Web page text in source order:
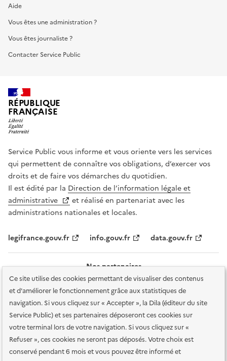
Ce site utilise des cookies permettant de visualiser des contenus
et d'améliorer le fonctionnement grâce aux statistiques de
navigation. Si vous cliquez sur « Accepter », la Dila (éditeur du site
Service Public) et ses partenaires déposeront ces cookies sur
votre terminal lors de votre navigation. Si vous cliquez sur «
Refuser », ces cookies ne seront pas déposés. Votre choix est
conservé pendant 6 mois et vous pouvez être informé et
Aide
Vous êtes une administration ?
Vous êtes journaliste ?
Contacter Service Public
RÉPUBLIQUE
FRANÇAISE
Service Public vous informe et vous oriente vers les services
qui permettent de connaître vos obligations, d’exercer vos
droits et de faire vos démarches du quotidien.
Il est édité par la Direction de l’information légale et
administrative
et réalisé en partenariat avec les
administrations nationales et locales.
legifrance.gouv.fr info.gouv.fr data.gouv.fr
Nos partenaires
Plan du site Accessibilité : totalement conforme
Accessibilité des
services en ligne Mentions légales Données personnelles et sécurité